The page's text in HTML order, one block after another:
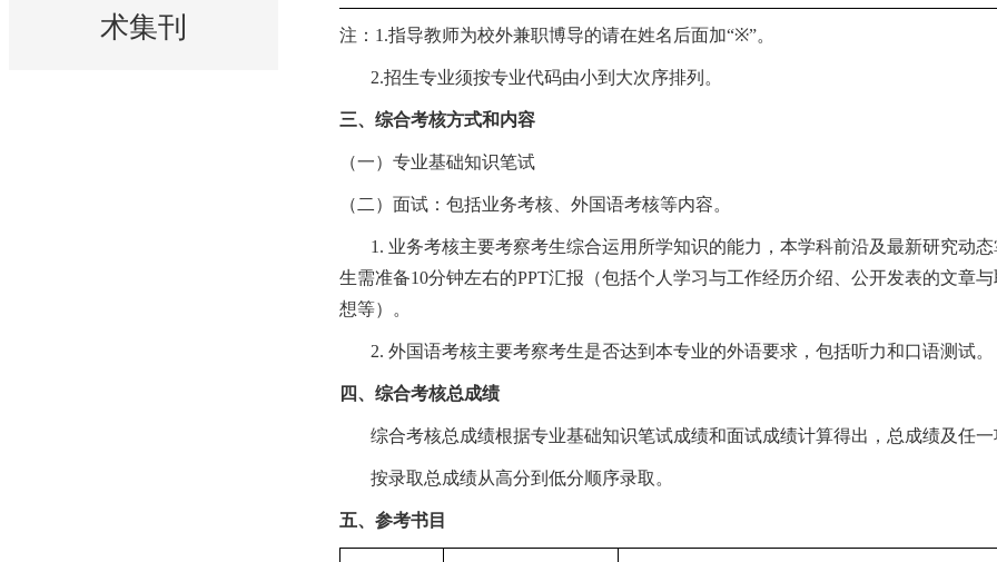
术集刊
注： 1.指导教师为校外兼职博导的请在姓名后面加“※”。
2.招生专业须按专业代码由小到大次序排列。
三、综合考核方式和内容
（一）专业基础知识笔试
（二）面试： 包括业务考核、外国语考核等内容。
1. 业务考核主要考察考生综合运用所学知识的能力，本学科前沿及最新研究动
生需准备10分钟左右的PPT汇报（包括个人学习与工作经历介绍、公开发表的文章
想等）。
2. 外国语考核主要考察考生是否达到本专业的外语要求，包括听力和口语测试。
四、综合考核总成绩
综合考核总成绩根据专业基础知识笔试成绩和面试成绩计算得出，总成绩及任
按录取总成绩从高分到低分顺序录取。
五、参考书目